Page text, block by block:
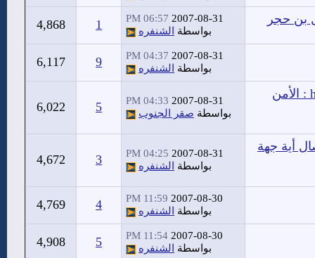
بن حجر 2007-08-31
06:57 PM
بواسطة
الشنفره 1
4,868
2007-08-31
04:37 PM
بواسطة
الشنفره 9
6,117
[url=http://www.m5zn.com][img]http://www.m5zn.com/up : الأمن 2007-08-31
04:33 PM
بواسطة صقر الجنوب 5
6,022
أية جهة 2007-08-31
04:25 PM
بواسطة
الشنفره 3
4,672
2007-08-30
11:59 PM
بواسطة
الشنفره 4
4,769
2007-08-30
11:54 PM
بواسطة
الشنفره 5
4,908